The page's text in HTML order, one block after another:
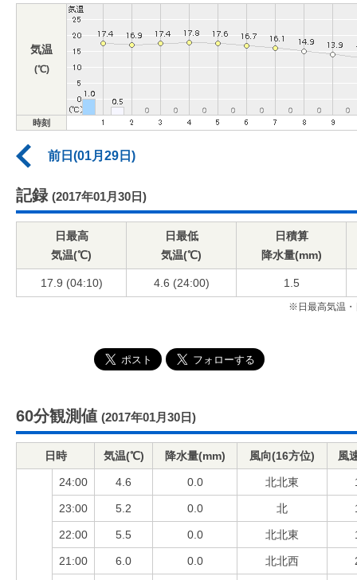
気温
(℃)
時刻
前日(01月29日)
記録 (2017年01月30日)
日最高
気温(℃)
日最低
気温(℃)
日積算
降水量(mm)
17.9 (04:10) 4.6 (24:00) 1.5
※日最高気温・
60分観測値 (2017年01月30日)
日時 気温(℃) 降水量(mm) 風向(16方位) 風
24:00 4.6 0.0 北北東
23:00 5.2 0.0 北
22:00 5.5 0.0 北北東
21:00 6.0 0.0 北北西